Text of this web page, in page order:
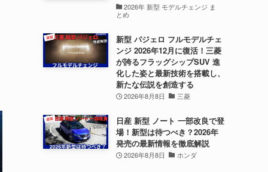
2026年 新型 モデルチェンジ ま
とめ
新型 パジェロ フルモデルチェ
ンジ 2026年12月に復活！三菱
が誇るフラッグシップSUV 進
化した姿と最新技術を搭載し、
新たな伝説を創造する
2026年8月8日 三菱
日産 新型 ノート 一部改良で登
場！新型は待つべき？2026年
発売の最新情報を徹底解説
2026年8月8日 ホンダ